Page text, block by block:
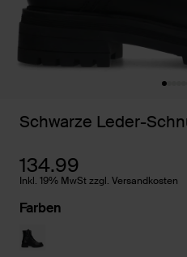
Schwarze Leder-
134.99
Inkl. 19% MwSt zzgl. Versandkosten
Farben